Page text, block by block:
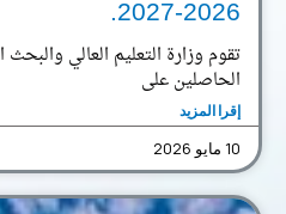
2026-2027.
تقوم وزارة التعليم العالي والبحث
الحاصلين على
إقرا المزيد
10 مايو 2026